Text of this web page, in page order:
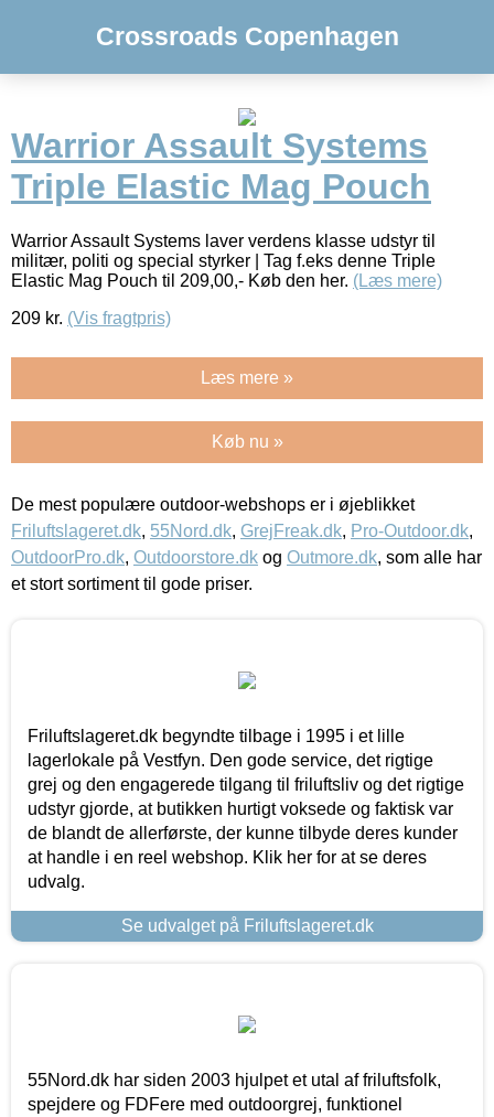
Crossroads Copenhagen
Warrior Assault Systems
Triple Elastic Mag Pouch
Warrior Assault Systems laver verdens klasse udstyr til
militær, politi og special styrker | Tag f.eks denne Triple
Elastic Mag Pouch til 209,00,- Køb den her. (Læs mere)
209 kr. (Vis fragtpris)
Læs mere »
Køb nu »
De mest populære outdoor-webshops er i øjeblikket
Friluftslageret.dk, 55Nord.dk, GrejFreak.dk, Pro-Outdoor.dk,
OutdoorPro.dk, Outdoorstore.dk og Outmore.dk, som alle har
et stort sortiment til gode priser.
Friluftslageret.dk begyndte tilbage i 1995 i et lille
lagerlokale på Vestfyn. Den gode service, det rigtige
grej og den engagerede tilgang til friluftsliv og det rigtige
udstyr gjorde, at butikken hurtigt voksede og faktisk var
de blandt de allerførste, der kunne tilbyde deres kunder
at handle i en reel webshop. Klik her for at se deres
udvalg.
Se udvalget på Friluftslageret.dk
55Nord.dk har siden 2003 hjulpet et utal af friluftsfolk,
spejdere og FDFere med outdoorgrej, funktionel